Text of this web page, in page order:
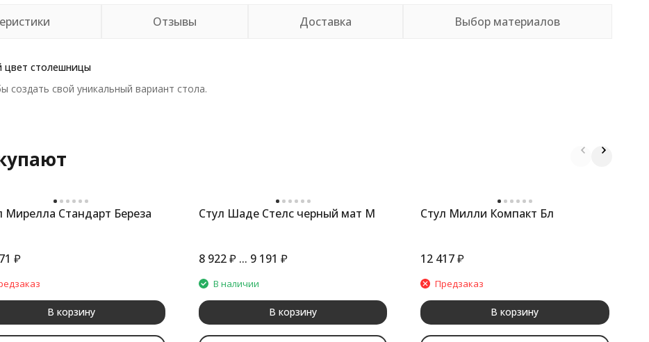
Отзывы Доставка Выбор материалов
цвет столешницы
создать свой уникальный вариант стола.
Мирелла Стандарт Береза
₽
В корзину
Стул Шаде Стелс черный мат М
8 922₽ ... 9 191 ₽
В наличии
В корзину
Стул Милли Компакт Бл
12 417₽
Предзаказ
В корзину